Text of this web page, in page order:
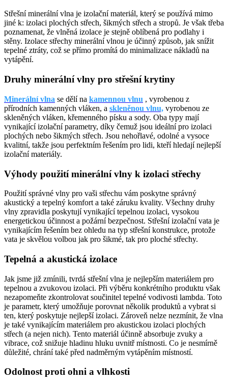
Střešní minerální vlna je izolační materiál, který se používá mimo
jiné k: izolaci plochých střech, šikmých střech a stropů. Je však třeba
poznamenat, že vlněná izolace je stejně oblíbená pro podlahy i
stěny. Izolace střechy minerální vlnou je účinný způsob, jak snížit
tepelné ztráty, což se přímo promítá do minimalizace nákladů na
vytápění.
Druhy minerální vlny pro střešní krytiny
Minerální vlna se dělí na kamennou vlnu , vyrobenou z
přírodních kamenných vláken, a skleněnou vlnu, vyrobenou ze
skleněných vláken, křemenného písku a sody. Oba typy mají
vynikající izolační parametry, díky čemuž jsou ideální pro izolaci
plochých nebo šikmých střech. Jsou nehořlavé, odolné a vysoce
kvalitní, takže jsou perfektním řešením pro lidi, kteří hledají nejlepší
izolační materiály.
Výhody použití minerální vlny k izolaci střechy
Použití správné vlny pro vaši střechu vám poskytne správný
akustický a tepelný komfort a také záruku kvality. Všechny druhy
vlny zpravidla poskytují vynikající tepelnou izolaci, vysokou
energetickou účinnost a požární bezpečnost. Střešní izolační vata je
vynikajícím řešením bez ohledu na typ střešní konstrukce, protože
vata je skvělou volbou jak pro šikmé, tak pro ploché střechy.
Tepelná a akustická izolace
Jak jsme již zmínili, tvrdá střešní vlna je nejlepším materiálem pro
tepelnou a zvukovou izolaci. Při výběru konkrétního produktu však
nezapomeňte zkontrolovat součinitel tepelné vodivosti lambda. Toto
je parametr, který umožňuje porovnat několik produktů a vybrat si
ten, který poskytuje nejlepší izolaci. Zároveň nelze nezmínit, že vlna
je také vynikajícím materiálem pro akustickou izolaci plochých
střech (a nejen nich). Tento materiál účinně absorbuje zvuky a
vibrace, což snižuje hladinu hluku uvnitř místnosti. Co je nesmírně
důležité, chrání také před nadměrným vytápěním místností.
Odolnost proti ohni a vlhkosti